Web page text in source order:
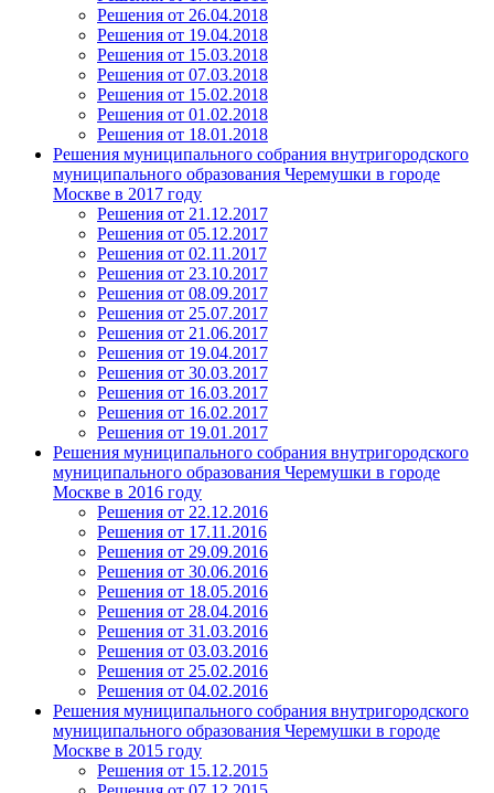
Решения от 26.04.2018
Решения от 19.04.2018
Решения от 15.03.2018
Решения от 07.03.2018
Решения от 15.02.2018
Решения от 01.02.2018
Решения от 18.01.2018
Решения муниципального собрания внутригородского
муниципального образования Черемушки в городе
Москве в 2017 году
Решения от 21.12.2017
Решения от 05.12.2017
Решения от 02.11.2017
Решения от 23.10.2017
Решения от 08.09.2017
Решения от 25.07.2017
Решения от 21.06.2017
Решения от 19.04.2017
Решения от 30.03.2017
Решения от 16.03.2017
Решения от 16.02.2017
Решения от 19.01.2017
Решения муниципального собрания внутригородского
муниципального образования Черемушки в городе
Москве в 2016 году
Решения от 22.12.2016
Решения от 17.11.2016
Решения от 29.09.2016
Решения от 30.06.2016
Решения от 18.05.2016
Решения от 28.04.2016
Решения от 31.03.2016
Решения от 03.03.2016
Решения от 25.02.2016
Решения от 04.02.2016
Решения муниципального собрания внутригородского
муниципального образования Черемушки в городе
Москве в 2015 году
Решения от 15.12.2015